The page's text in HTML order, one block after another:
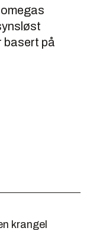
basert på
krangel